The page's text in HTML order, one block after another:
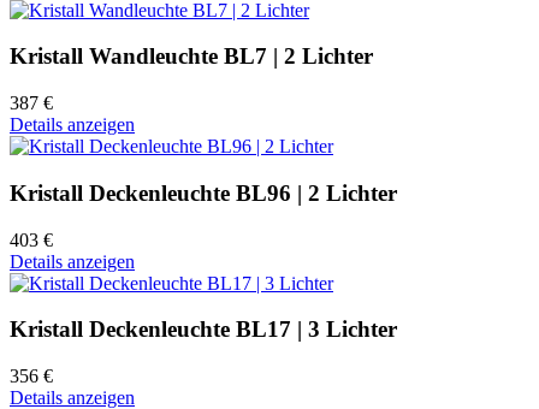
Kristall Wandleuchte BL7 | 2 Lichter
387 €
Details anzeigen
Kristall Deckenleuchte BL96 | 2 Lichter
403 €
Details anzeigen
Kristall Deckenleuchte BL17 | 3 Lichter
356 €
Details anzeigen